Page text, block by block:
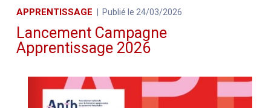
APPRENTISSAGE Publié le 24/03/2026
Lancement Campagne
Apprentissage 2026